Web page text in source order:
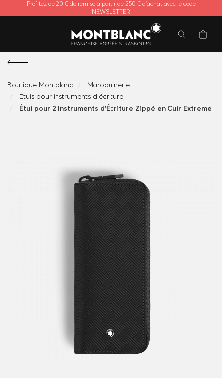
Profitez de 20 € de remise à partir de 250 € d'achat avec le code
NEWSLETTER
Boutique Montblanc
Maroquinerie
Étuis pour instruments d'écriture
Étui pour 2 Instruments d'Écriture Zippé en Cuir Extreme